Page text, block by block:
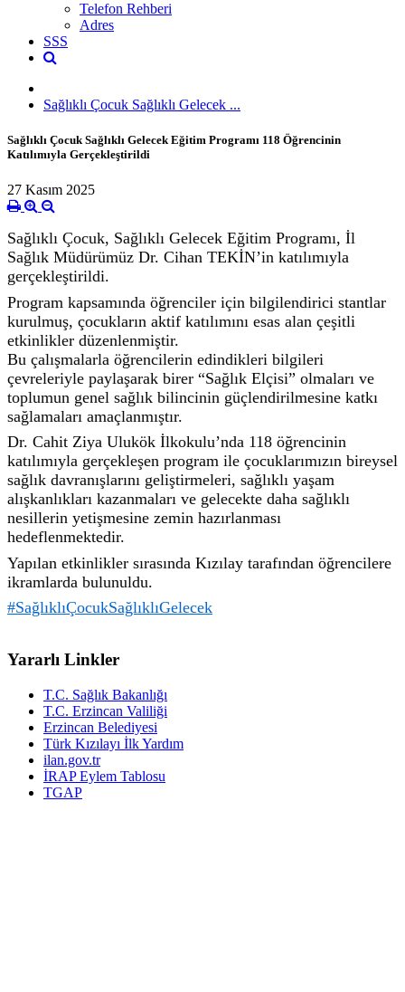
Telefon Rehberi
Adres
SSS
Sağlıklı Çocuk Sağlıklı Gelecek ...
Sağlıklı Çocuk Sağlıklı Gelecek Eğitim Programı 118 Öğrencinin
Katılımıyla Gerçekleştirildi
27 Kasım 2025
Sağlıklı Çocuk, Sağlıklı Gelecek Eğitim Programı, İl
Sağlık Müdürümüz Dr. Cihan TEKİN’in katılımıyla
gerçekleştirildi.
Program kapsamında öğrenciler için bilgilendirici stantlar
kurulmuş, çocukların aktif katılımını esas alan çeşitli
etkinlikler düzenlenmiştir.
Bu çalışmalarla öğrencilerin edindikleri bilgileri
çevreleriyle paylaşarak birer “Sağlık Elçisi” olmaları ve
toplumun genel sağlık bilincinin güçlendirilmesine katkı
sağlamaları amaçlanmıştır.
Dr. Cahit Ziya Ulukök İlkokulu’nda 118 öğrencinin
katılımıyla gerçekleşen program ile çocuklarımızın bireysel
sağlık davranışlarını geliştirmeleri, sağlıklı yaşam
alışkanlıkları kazanmaları ve gelecekte daha sağlıklı
nesillerin yetişmesine zemin hazırlanması
hedeflenmektedir.
Yapılan etkinlikler sırasında Kızılay tarafından öğrencilere
ikramlarda bulunuldu.
#SağlıklıÇocukSağlıklıGelecek
Yararlı Linkler
T.C. Sağlık Bakanlığı
T.C. Erzincan Valiliği
Erzincan Belediyesi
Türk Kızılayı İlk Yardım
ilan.gov.tr
İRAP Eylem Tablosu
TGAP